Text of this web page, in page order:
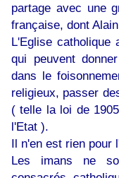
partage avec une
française, dont
L'Eglise catholique
qui peuvent
dans le
religieux, passer
( telle la loi de
l'Etat ).
Il n'en est rien pour
Les imans ne